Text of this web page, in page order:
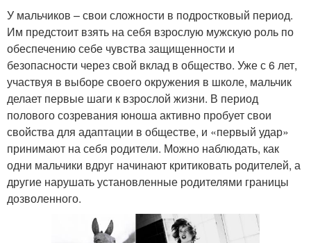
У мальчиков – свои сложности в подростковый период.
Им предстоит взять на себя взрослую мужскую роль по
обеспечению себе чувства защищенности и
безопасности через свой вклад в общество. Уже с 6 лет,
участвуя в выборе своего окружения в школе, мальчик
делает первые шаги к взрослой жизни. В период
полового созревания юноша активно пробует свои
свойства для адаптации в обществе, и «первый удар»
принимают на себя родители. Можно наблюдать, как
одни мальчики вдруг начинают критиковать родителей, а
другие нарушать установленные родителями границы
дозволенного.